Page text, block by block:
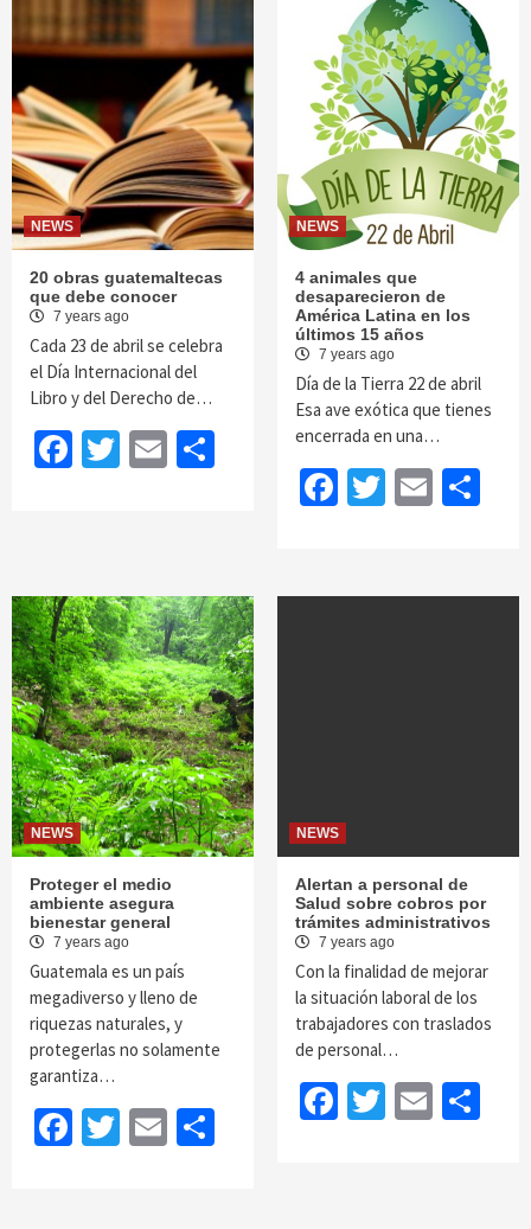
NEWS
20 obras guatemaltecas
que debe conocer
7 years ago
Cada 23 de abril se celebra
el Día Internacional del
Libro y del Derecho de…
Facebook
Twitter
EmailShare
NEWS
4 animales que
desaparecieron de
América Latina en los
últimos 15 años
7 years ago
Día de la Tierra 22 de abril
Esa ave exótica que tienes
encerrada en una…
Facebook
Twitter
Email
NEWS
Proteger el medio
ambiente asegura
bienestar general
7 years ago
Guatemala es un país
megadiverso y lleno de
riquezas naturales, y
protegerlas no solamente
garantiza…
Facebook
Twitter
EmailShare
NEWS
Alertan a personal de
Salud sobre cobros por
trámites administrativos
7 years ago
Con la finalidad de mejorar
la situación laboral de los
trabajadores con traslados
de personal…
Facebook
Twitter
Email